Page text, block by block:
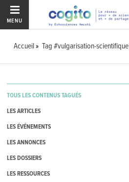
MENU
Accueil Tag #vulgarisation-scientifique
TOUS LES CONTENUS TAGUÉS
LES ARTICLES
LES ÉVÉNEMENTS
LES ANNONCES
LES DOSSIERS
LES RESSOURCES